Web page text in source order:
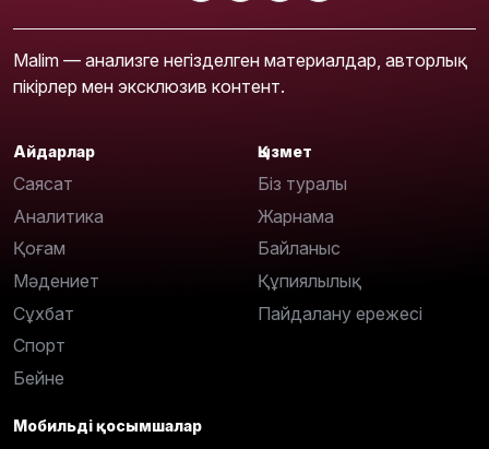
Malim — анализге негізделген материалдар, авторлық
пікірлер мен эксклюзив контент.
Айдарлар
Саясат
Аналитика
Қоғам
Мәдениет
Сұхбат
Спорт
Бейне
Қызмет
Біз туралы
Жарнама
Байланыс
Құпиялылық
Пайдалану ережесі
Мобильді қосымшалар